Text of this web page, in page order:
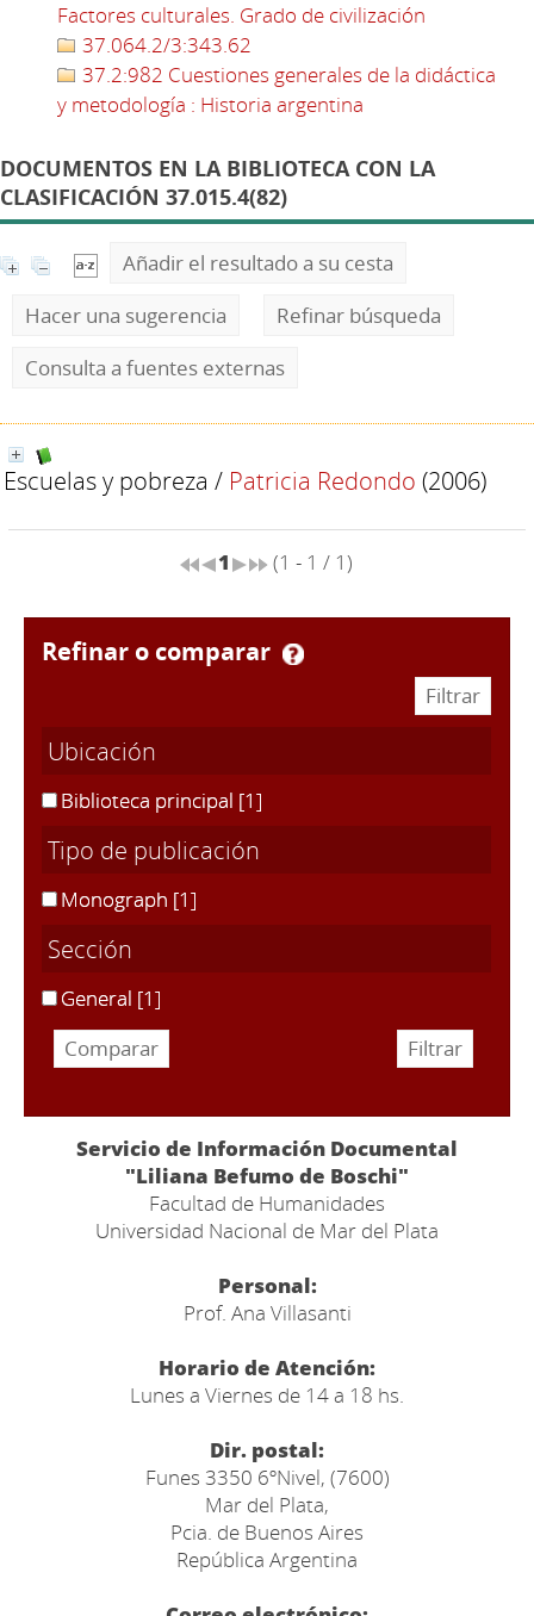
Factores culturales. Grado de civilización
37.064.2/3:343.62
37.2:982 Cuestiones generales de la didáctica
y metodología : Historia argentina
DOCUMENTOS EN LA BIBLIOTECA CON LA
CLASIFICACIÓN 37.015.4(82)
Añadir el resultado a su cesta
Hacer una sugerencia
Refinar búsqueda
Consulta a fuentes externas
Escuelas y pobreza / Patricia Redondo (2006)
1 (1 - 1 / 1)
refinar o comparar
Ubicación
Biblioteca principal [1]
Tipo de publicación
Monograph [1]
Sección
General [1]
Servicio de Información Documental
"Liliana Befumo de Boschi"
Facultad de Humanidades
Universidad Nacional de Mar del Plata
Personal:
Prof. Ana Villasanti
Horario de Atención:
Lunes a Viernes de 14 a 18 hs.
Dir. postal:
Funes 3350 6ºNivel, (7600)
Mar del Plata,
Pcia. de Buenos Aires
República Argentina